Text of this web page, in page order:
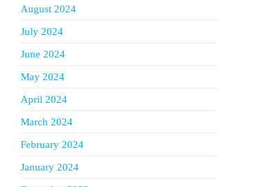
August 2024
July 2024
June 2024
May 2024
April 2024
March 2024
February 2024
January 2024